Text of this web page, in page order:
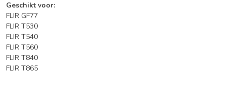
Geschikt voor:
FLIR GF77
FLIR T530
FLIR T540
FLIR T560
FLIR T840
FLIR T865